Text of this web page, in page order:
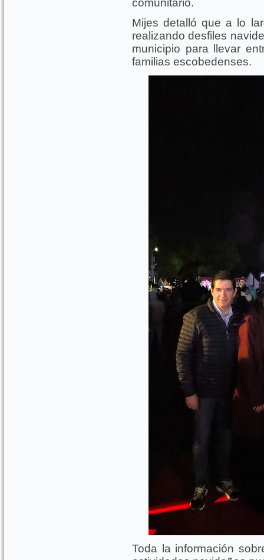
comunitario.
Mijes detalló que a lo
realizando desfiles
municipio para llevar
familias escobedenses.
Toda la información